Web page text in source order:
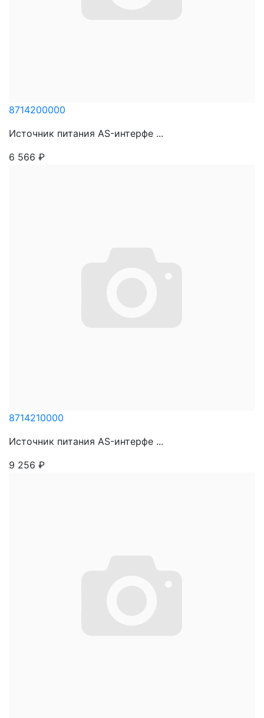
8714200000
Источник питания AS-интерфе ...
6 566 ₽
8714210000
Источник питания AS-интерфе ...
9 256 ₽